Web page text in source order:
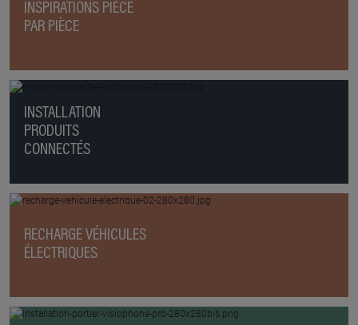
INSPIRATIONS PIÈCE
PAR PIÈCE
INSTALLATION
PRODUITS
CONNECTÉS
RECHARGE VÉHICULES
ÉLECTRIQUES